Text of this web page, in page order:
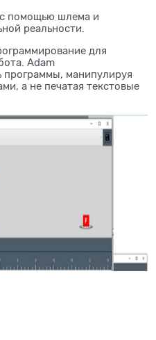
с помощью шлема и
реальности.
для
Adam
программы, манипулируя
а не печатая текстовые